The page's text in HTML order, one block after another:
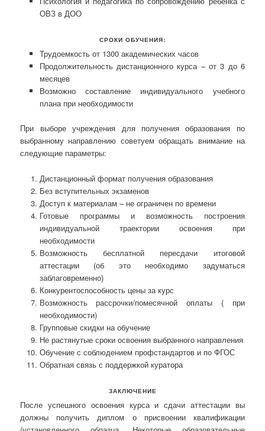
ОВЗ в ДОО
СРОКИ ОБУЧЕНИЯ:
Трудоемкость от 1300 академических часов
Продолжительность дистанционного курса – от 3 до 6
месяцев
Возможно составление индивидуального учебного
плана при необходимости
При выборе учреждения для получения образования по
выбранному направлению советуем обращать внимание на
следующие параметры:
Дистанционный формат получения образования
Без вступительных экзаменов
Доступ к материалам – не ограничен по времени
Готовые программы и возможность построения
индивидуальной траектории освоения при
необходимости
Возможность бесплатной пересдачи итоговой
аттестации (об это необходимо задуматься
заблаговременно)
Конкурентоспособность цены за курс
Возможность рассрочки/помесячной оплаты ( при
необходимости)
Групповые скидки на обучение
Не растянутые сроки освоения выбранного направления
Обучение с соблюдением профстандартов и по ФГОС
Обратная связь с поддержкой куратора
ЗАКЛЮЧЕНИЕ
После успешного освоения курса и сдачи аттестации вы
должны получить диплом о присвоении квалификации